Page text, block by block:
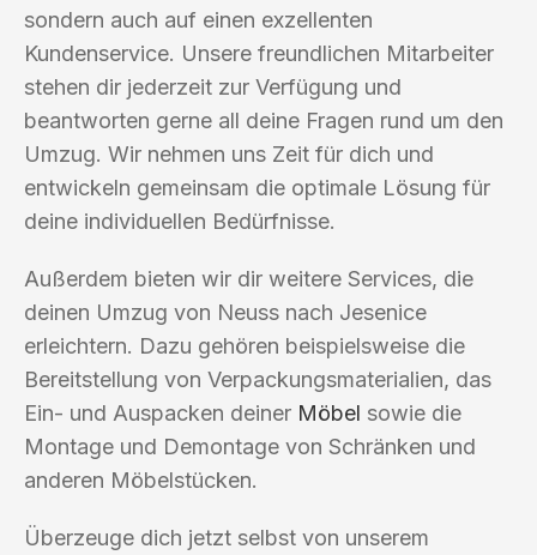
sondern auch auf einen exzellenten
Kundenservice. Unsere freundlichen Mitarbeiter
stehen dir jederzeit zur Verfügung und
beantworten gerne all deine Fragen rund um den
Umzug. Wir nehmen uns Zeit für dich und
entwickeln gemeinsam die optimale Lösung für
deine individuellen Bedürfnisse.
Außerdem bieten wir dir weitere Services, die
deinen Umzug von Neuss nach Jesenice
erleichtern. Dazu gehören beispielsweise die
Bereitstellung von Verpackungsmaterialien, das
Ein- und Auspacken deiner Möbel sowie die
Montage und Demontage von Schränken und
anderen Möbelstücken.
Überzeuge dich jetzt selbst von unserem